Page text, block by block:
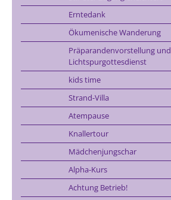
Erntedank
Ökumenische Wanderung
Präparandenvorstellung und
Lichtspurgottesdienst
kids time
Strand-Villa
Atempause
Knallertour
Mädchenjungschar
Alpha-Kurs
Achtung Betrieb!